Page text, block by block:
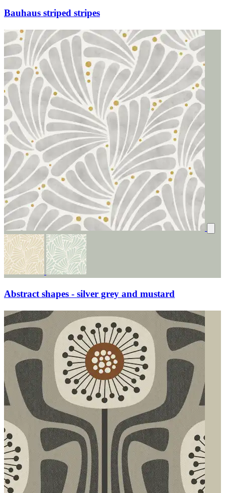
Bauhaus striped stripes
Abstract shapes - silver grey and mustard